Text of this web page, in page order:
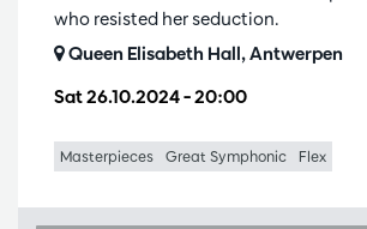
Sat 26.10.2024– 20:00
who resisted her seduction.
Queen Elisabeth Hall, Antwerpen
Masterpieces Great Symphonic Flex